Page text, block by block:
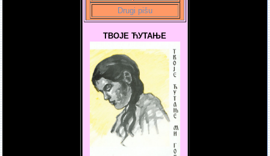
Drugi pišu
ТВОЈЕ ЋУТАЊЕ